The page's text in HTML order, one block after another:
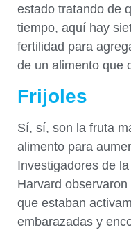
estado tratando de
tiempo, aquí hay
fertilidad para
de un alimento que
Frijoles
Sí, sí, son la fruta
alimento para
Investigadores de
Harvard
que estaban
embarazadas y